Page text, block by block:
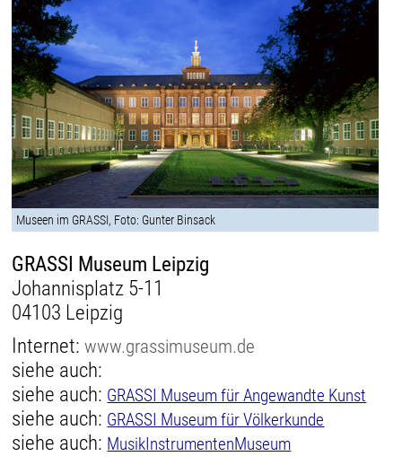
Museen im GRASSI, Foto: Gunter Binsack
GRASSI Museum Leipzig
Johannisplatz 5-11
04103 Leipzig
Internet:www.grassimuseum.de
siehe auch:
siehe auch: GRASSI Museum für Angewandte Kunst
siehe auch: GRASSI Museum für Völkerkunde
siehe auch: MusikInstrumentenMuseum